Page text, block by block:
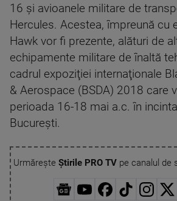
16 şi avioanele militare de
Hercules. Acestea, împreună cu
Hawk vor fi prezente, alături de
echipamente militare de înaltă
cadrul expoziţiei internaţionale
& Aerospace (BSDA) 2018 care
perioada 16-18 mai a.c. în
Bucureşti.
Urmărește Știrile PRO TVpe canalul de